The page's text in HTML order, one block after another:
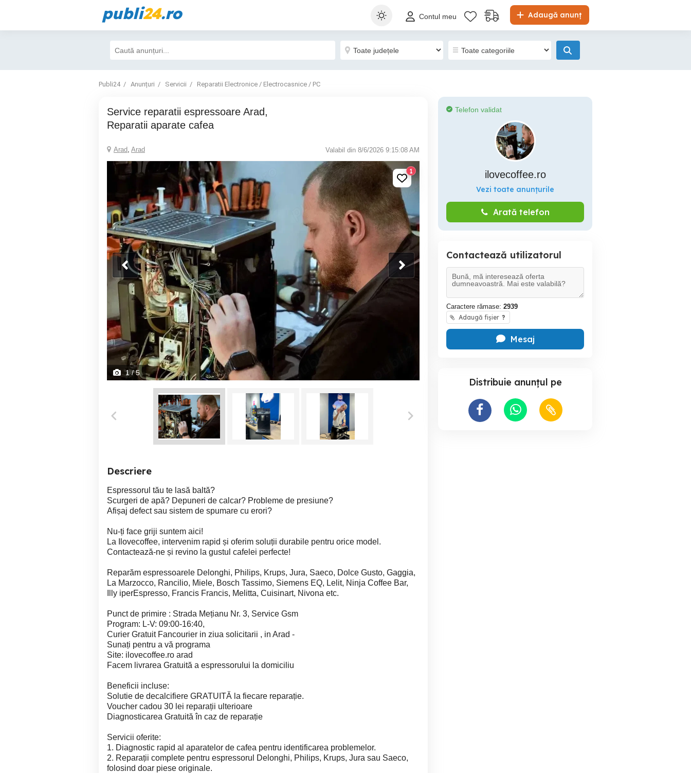
publi24.ro Adaugă anunț
Contul meu
Publi24 Anunțuri Servicii Reparatii Electronice / Electrocasnice / PC
Service reparatii espressoare Arad,
Reparatii aparate cafea
Arad, Arad Valabil din 8/6/2026 9:15:08 AM
1
1 / 5
Descriere
Espressorul tău te lasă baltă?
Scurgeri de apă? Depuneri de calcar? Probleme de presiune?
Afișaj defect sau sistem de spumare cu erori?
Nu-ți face griji suntem aici!
La Ilovecoffee, intervenim rapid și oferim soluții durabile pentru orice model.
Contactează-ne și revino la gustul cafelei perfecte!
Reparăm espressoarele Delonghi, Philips, Krups, Jura, Saeco, Dolce Gusto, Gaggia,
La Marzocco, Rancilio, Miele, Bosch Tassimo, Siemens EQ, Lelit, Ninja Coffee Bar,
Illy iperEspresso, Francis Francis, Melitta, Cuisinart, Nivona etc.
Punct de primire : Strada Mețianu Nr. 3, Service Gsm
Program: L-V: 09:00-16:40,
Curier Gratuit Fancourier in ziua solicitarii , in Arad -
Sunați pentru a vă programa
Site: ilovecoffee.ro arad
Facem livrarea Gratuită a espressorului la domiciliu
Beneficii incluse:
Solutie de decalcifiere GRATUITĂ la fiecare reparație.
Voucher cadou 30 lei reparații ulterioare
Diagnosticarea Gratuită în caz de reparație
Servicii oferite:
1. Diagnostic rapid al aparatelor de cafea pentru identificarea problemelor.
2. Reparații complete pentru espressorul Delonghi, Philips, Krups, Jura sau Saeco,
folosind doar piese originale.
Telefon validat
ilovecoffee.ro
Vezi toate anunțurile
Arată telefon
Contactează utilizatorul
Caractere rămase: 2939
Adaugă fișier ?
Mesaj
Distribuie anunțul pe